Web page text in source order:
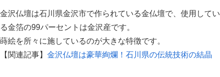
金沢仏壇は石川県金沢市で作られている金仏壇で、使用してい
る金箔の99パーセントは金沢産です。
蒔絵を所々に施しているのが大きな特徴です。
【関連記事】 金沢仏壇は豪華絢爛！石川県の伝統技術の結晶